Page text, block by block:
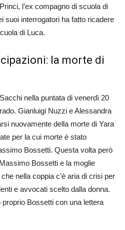
l’ex compagno di scuola di
suoi interrogatori ha fatto ricadere
di Luca.
la morte di
nella puntata di venerdì 20
Gianluigi Nuzzi e Alessandra
nuovamente della morte di Yara
per la cui morte è stato
Bossetti. Questa volta però
Bossetti e la moglie
nella coppia c’è aria di crisi per
e avvocati scelto dalla donna.
Bossetti con una lettera